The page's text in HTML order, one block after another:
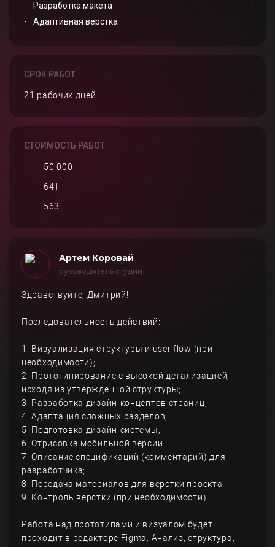
Разработка макета
Адаптивная верстка
СРОК РАБОТ
21 рабочих дней
СТОИМОСТЬ РАБОТ
50 000
641
563
Артем Коровай
руководитель студии
Здравствуйте, Дмитрий!
Последовательность действий:
1. Визуализация структуры и user flow (при
необходимости);
2. Прототипирование с высокой детализацией,
исходя из утвержденной структуры;
3. Разработка дизайн-концептов страниц;
4. Адаптация сложных разделов;
5. Подготовка дизайн-системы;
6. Отрисовка мобильной версии
7. Описание спецификаций (комментарий) для
разработчика;
8. Передача материалов для верстки проекта.
9. Контроль верстки (при необходимости)
Работа над прототипами и визуалом будет
проходит в редакторе Figma. Анализ, структура,